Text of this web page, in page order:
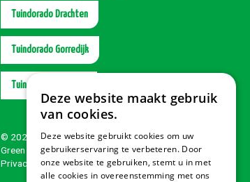
Tuindorado Drachten
Tuindorado Gorredijk
Tuindorado Wolvega
© 2026 Tuindorado
Green Solutions
Privacy policy
Deze website maakt gebruik
van cookies.
Deze website gebruikt cookies om uw
gebruikerservaring te verbeteren. Door
onze website te gebruiken, stemt u in met
alle cookies in overeenstemming met ons